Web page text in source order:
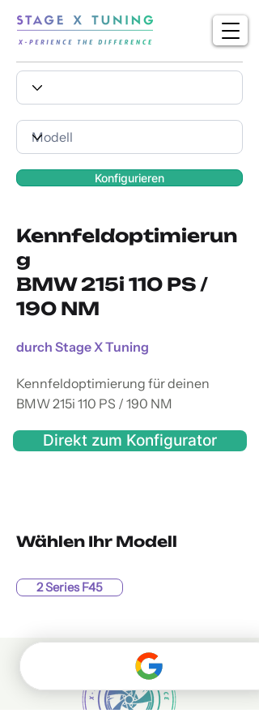
Konfigurieren
Kennfeldoptimierun
g
BMW 215i 110 PS /
190 NM
durch Stage X Tuning
Kennfeldoptimierung für deinen
BMW 215i 110 PS / 190 NM
Direkt zum Konfigurator
Wählen Ihr Modell
2 Series F45